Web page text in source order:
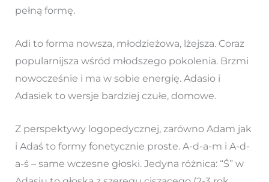
pełną formę.
Adi to forma nowsza, młodzieżowa, lżejsza. Coraz
popularnijsza wśród młodszego pokolenia. Brzmi
nowocześnie i ma w sobie energię. Adasio i
Adasiek to wersje bardziej czułe, domowe.
Z perspektywy logopedycznej, zarówno Adam jak
i Adaś to formy fonetycznie proste. A-d-a-m i A-d-
a-ś – same wczesne głoski. Jedyna różnica: “Ś” w